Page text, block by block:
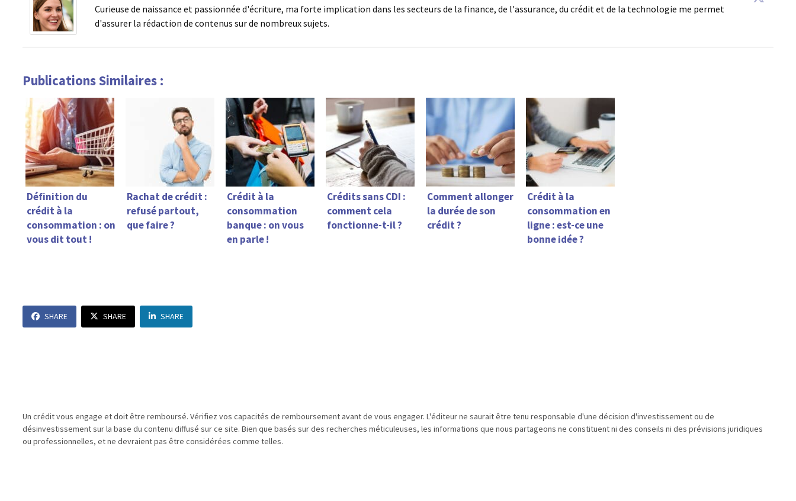
Curieuse de naissance et passionnée d'écriture, ma forte implication dans les secteurs de la finance, de l'assurance, du crédit et de la technologie me permet
d'assurer la rédaction de contenus sur de nombreux sujets.
Publications Similaires :
Définition du
crédit à la
consommation : on
vous dit tout !
Rachat de crédit :
refusé partout,
que faire ?
Crédit à la
consommation
banque : on vous
en parle !
Crédits sans CDI :
comment cela
fonctionne-t-il ?
Comment allonger
la durée de son
crédit ?
Crédit à la
consommation en
ligne : est-ce une
bonne idée ?
SHARE SHARE SHARE
Un crédit vous engage et doit être remboursé. Vérifiez vos capacités de remboursement avant de vous engager. L'éditeur ne saurait être tenu responsable d'une décision d'investissement ou de
désinvestissement sur la base du contenu diffusé sur ce site. Bien que basés sur des recherches méticuleuses, les informations que nous partageons ne constituent ni des conseils ni des prévisions juridiques
ou professionnelles, et ne devraient pas être considérées comme telles.